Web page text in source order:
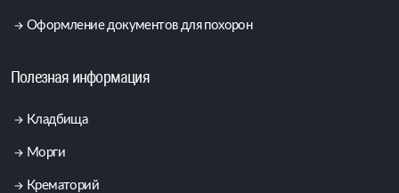
Оформление документов для похорон
Полезная информация
Кладбища
Морги
Крематорий